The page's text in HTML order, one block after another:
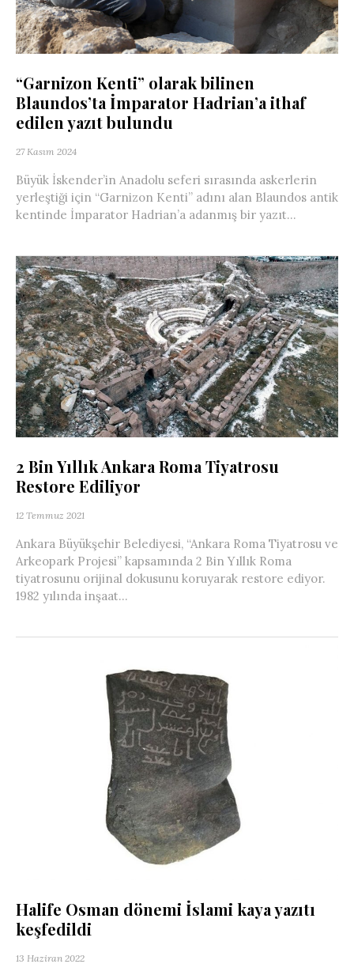
“Garnizon Kenti” olarak bilinen
Blaundos’ta İmparator Hadrian’a ithaf
edilen yazıt bulundu
27 Kasım 2024
Büyük İskender’in Anadolu seferi sırasında askerlerin
yerleştiği için “Garnizon Kenti” adını alan Blaundos antik
kentinde İmparator Hadrian’a adanmış bir yazıt...
2 Bin Yıllık Ankara Roma Tiyatrosu
Restore Ediliyor
12 Temmuz 2021
Ankara Büyükşehir Belediyesi, “Ankara Roma Tiyatrosu ve
Arkeopark Projesi” kapsamında 2 Bin Yıllık Roma
tiyatrosunu orijinal dokusunu koruyarak restore ediyor.
1982 yılında inşaat...
Halife Osman dönemi İslami kaya yazıtı
keşfedildi
13 Haziran 2022